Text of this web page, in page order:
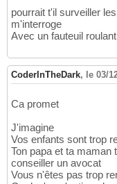
pourrait t'il surveiller
m'interroge
Avec un fauteuil
CoderInTheDark, le 03/
Ca promet
J'imagine
Vos enfants sont trop
Ton papa et ta maman
conseiller un avocat
Vous n'êtes pas trop